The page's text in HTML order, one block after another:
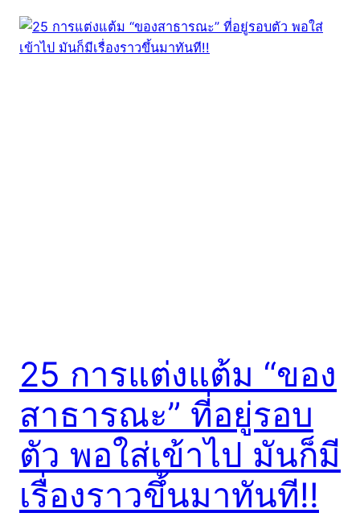
25 การแต่งแต้ม “ของ
สาธารณะ” ที่อยู่รอบ
ตัว พอใส่เข้าไป มันก็มี
เรื่องราวขึ้นมาทันที!!